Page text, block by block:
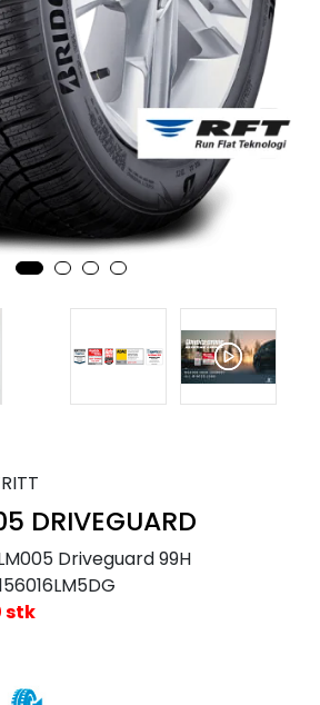
DRIVEGUARD
Driveguard 99H
stk